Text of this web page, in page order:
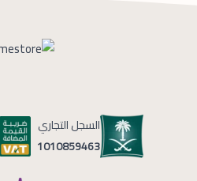
السجل التجاري
1010859463